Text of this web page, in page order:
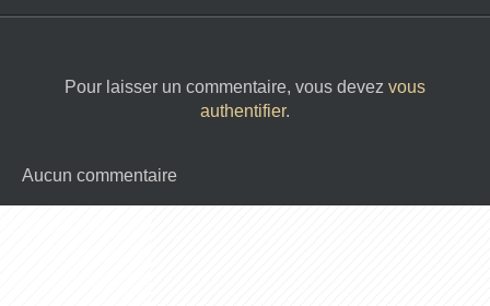
Pour laisser un commentaire, vous devez vous
authentifier.
Aucun commentaire